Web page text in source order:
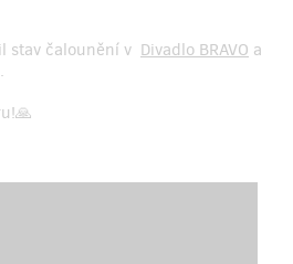
stav čalounění v Divadlo BRAVO a